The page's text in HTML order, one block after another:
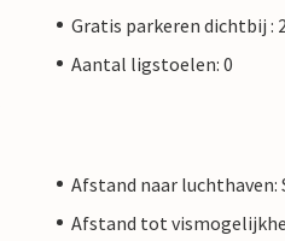
Gratis parkeren dichtbij :
Aantal ligstoelen: 0
Afstand naar luchthaven:
Afstand tot